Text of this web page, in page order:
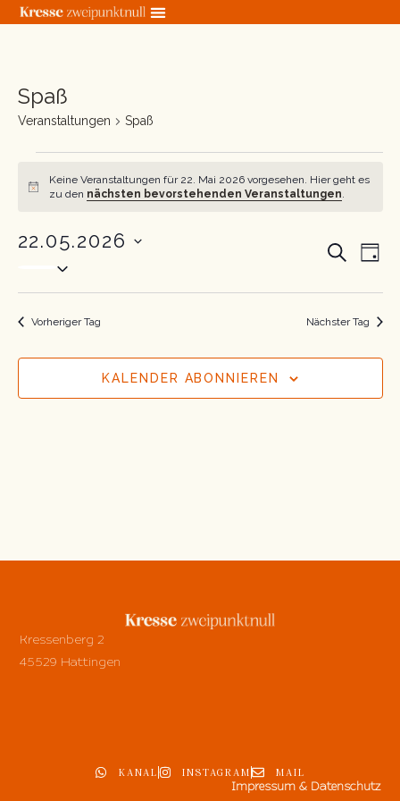
Zum
Spaß
Veranstaltungen Spaß
Veranstaltungen
für
2026
Hinweis
Keine Veranstaltungen für 22. Mai 2026 vorgesehen. Hier geht es
zu den nächsten bevorstehenden Veranstaltungen.
und
SUCHE
TAG
22.05.2026
Vorheriger Tag Nächster Tag
KALENDER ABONNIEREN
Kressenberg 2
45529 Hattingen
KANAL INSTAGRAM MAIL
Impressum & Datenschutz